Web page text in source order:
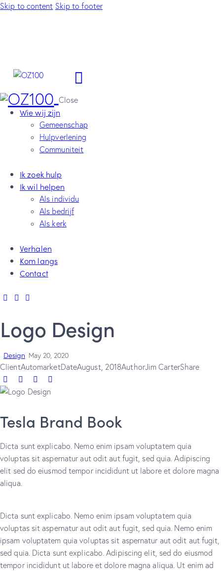
Skip to content Skip to footer
Close
Wie wij zijn
Gemeenschap
Hulpverlening
Communiteit
Ik zoek hulp
Ik wil helpen
Als individu
Als bedrijf
Als kerk
Verhalen
Kom langs
Contact
Logo Design
Design May 20, 2020
ClientAutomarketDateAugust, 2018AuthorJim CarterShare
Tesla Brand Book
Dicta sunt explicabo. Nemo enim ipsam voluptatem quia
voluptas sit aspernatur aut odit aut fugit, sed quia. Adipiscing
elit sed do eiusmod tempor incididunt ut labore et dolore magna
aliqua.
Dicta sunt explicabo. Nemo enim ipsam voluptatem quia
voluptas sit aspernatur aut odit aut fugit, sed quia. Nemo enim
ipsam voluptatem quia voluptas sit aspernatur aut odit aut fugit,
sed quia. Dicta sunt explicabo. Adipiscing elit, sed do eiusmod
tempor incididunt ut labore et dolore magna aliqua. Ut enim ad